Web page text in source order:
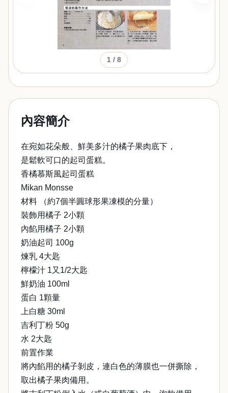
1 / 8
內容簡介
在宛如花朵般、鮮美多汁的橘子果肉底下，
是鬆軟可口的起司蛋糕。
香橘慕斯風起司蛋糕
Mikan Monsse
材料 （約7個半圓球形果凍模的分量）
裝飾用橘子 2小顆
內餡用橘子 2小顆
奶油起司 100g
煉乳 4大匙
檸檬汁 1又1/2大匙
鮮奶油 100ml
蛋白 1顆量
上白糖 30ml
吉利丁粉 50g
水 2大匙
前置作業
將內餡用的橘子剝皮，連白色的薄膜也一併撕除，
取出橘子果肉備用。